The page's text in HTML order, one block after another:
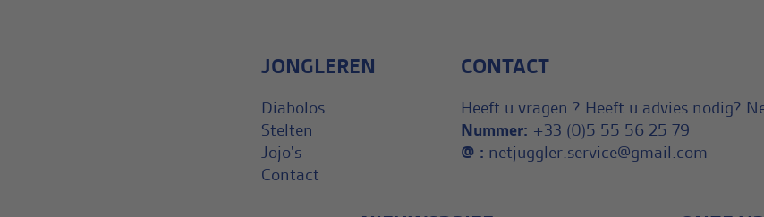
JONGLEREN
Diabolos
Stelten
Jojo's
Contact
CONTACT
Heeft u vragen ? Heeft u advies nodig?
Nummer: +33 (0)5 55 56 25 79
@ : netjuggler.service@gmail.com